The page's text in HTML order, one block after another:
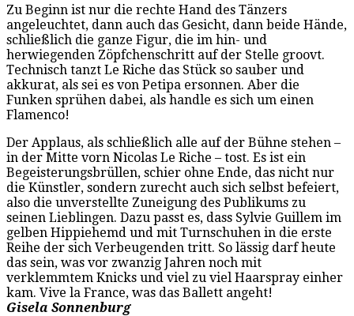
Zu Beginn ist nur die rechte Hand des Tänzers
angeleuchtet, dann auch das Gesicht, dann beide Hände,
schließlich die ganze Figur, die im hin- und
herwiegenden Zöpfchenschritt auf der Stelle groovt.
Technisch tanzt Le Riche das Stück so sauber und
akkurat, als sei es von Petipa ersonnen. Aber die
Funken sprühen dabei, als handle es sich um einen
Flamenco!
Der Applaus, als schließlich alle auf der Bühne stehen –
in der Mitte vorn Nicolas Le Riche – tost. Es ist ein
Begeisterungsbrüllen, schier ohne Ende, das nicht nur
die Künstler, sondern zurecht auch sich selbst befeiert,
also die unverstellte Zuneigung des Publikums zu
seinen Lieblingen. Dazu passt es, dass Sylvie Guillem im
gelben Hippiehemd und mit Turnschuhen in die erste
Reihe der sich Verbeugenden tritt. So lässig darf heute
das sein, was vor zwanzig Jahren noch mit
verklemmtem Knicks und viel zu viel Haarspray einher
kam. Vive la France, was das Ballett angeht!
Gisela Sonnenburg